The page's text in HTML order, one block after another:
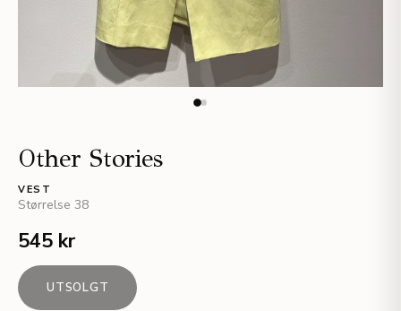
Other Stories
VEST
Størrelse 38
545 kr
UTSOLGT